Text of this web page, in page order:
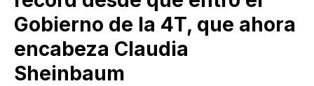
Gobierno de la 4T, que ahora
encabeza Claudia
Sheinbaum